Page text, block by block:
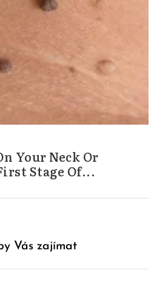
Your Neck Or
Stage Of...
Vás zajímat